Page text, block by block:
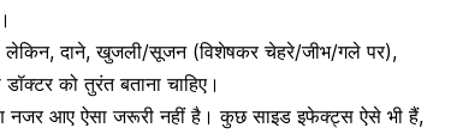
है लेकिन, दाने, खुजली/सूजन (विशेषकर चेहरे/जीभ/गले पर),
को तुरंत बताना चाहिए।
नजर आए ऐसा जरूरी नहीं है। कुछ साइड इफेक्ट्स ऐसे भी हैं,